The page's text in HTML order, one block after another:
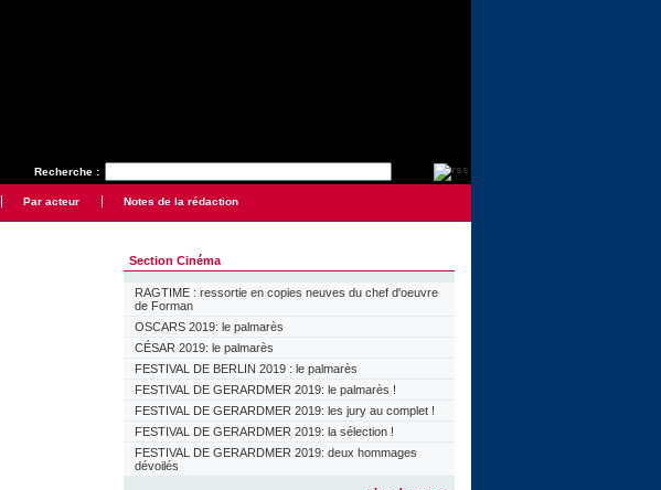
Recherche :
Par acteur Notes de la rédaction
Section Cinéma
RAGTIME : ressortie en copies neuves du chef d'oeuvre
de Forman
OSCARS 2019: le palmarès
CÉSAR 2019: le palmarès
FESTIVAL DE BERLIN 2019 : le palmarès
FESTIVAL DE GERARDMER 2019: le palmarès !
FESTIVAL DE GERARDMER 2019: les jury au complet !
FESTIVAL DE GERARDMER 2019: la sélection !
FESTIVAL DE GERARDMER 2019: deux hommages
dévoilés